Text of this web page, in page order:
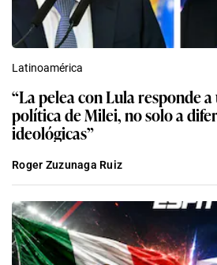
Latinoamérica
“La pelea con Lula responde
política de Milei, no solo a
ideológicas”
Roger Zuzunaga Ruiz